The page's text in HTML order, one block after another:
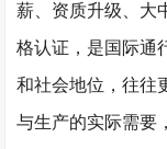
薪、资质升级、大
格认证，是国际通
和社会地位，往往
与生产的实际需要